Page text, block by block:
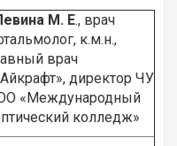
М. Е., врач
к.м.н.,
врач
директор ЧУ
«Международный
колледж»